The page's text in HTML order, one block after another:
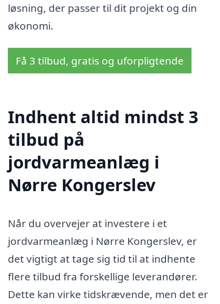
løsning, der passer til dit projekt og din
økonomi.
Få 3 tilbud, gratis og uforpligtende
Indhent altid mindst 3
tilbud på
jordvarmeanlæg i
Nørre Kongerslev
Når du overvejer at investere i et
jordvarmeanlæg i Nørre Kongerslev, er
det vigtigt at tage sig tid til at indhente
flere tilbud fra forskellige leverandører.
Dette kan virke tidskrævende, men det er